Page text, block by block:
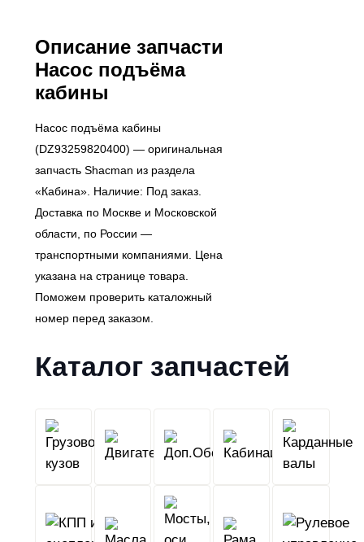
Описание запчасти
Насос подъёма
кабины
Насос подъёма кабины
(DZ93259820400) — оригинальная
запчасть Shacman из раздела
«Кабина». Наличие: Под заказ.
Доставка по Москве и Московской
области, по России —
транспортными компаниями. Цена
указана на странице товара.
Поможем проверить каталожный
номер перед заказом.
Каталог запчастей
Грузовой
кузов
Двигатель Кабина
КПП
оси,
Рама